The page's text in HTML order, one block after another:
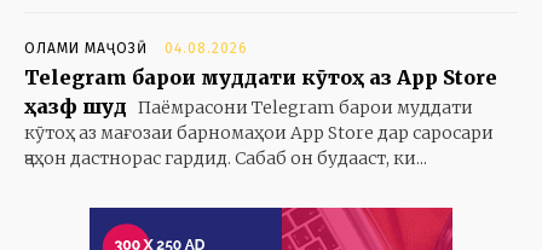
ОЛАМИ МАҶОЗӢ 04.08.2026
Telegram барои муддати кӯтоҳ аз App Store
ҳазф шуд Паёмрасони Telegram барои муддати
кӯтоҳ аз мағозаи барномаҳои App Store дар саросари
ҷаҳон дастнорас гардид. Сабаб он будааст, ки...